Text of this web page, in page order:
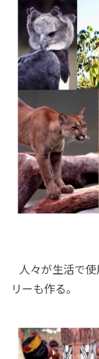
人々が生活で
リーも作る。